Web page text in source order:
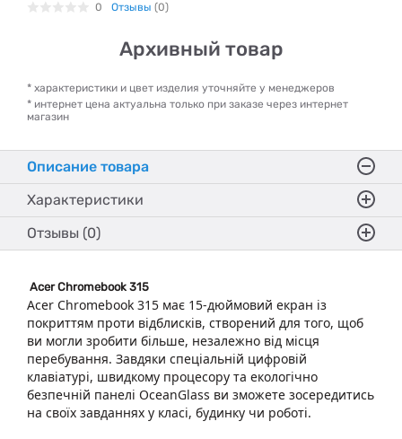
0 Отзывы (0)
Архивный товар
* характеристики и цвет изделия уточняйте у менеджеров
* интернет цена актуальна только при заказе через интернет
магазин
Описание товара
Характеристики
Отзывы (0)
Acer Chromebook 315
Acer Chromebook 315 має 15-дюймовий екран із
покриттям проти відблисків, створений для того, щоб
ви могли зробити більше, незалежно від місця
перебування. Завдяки спеціальній цифровій
клавіатурі, швидкому процесору та екологічно
безпечній панелі OceanGlass ви зможете зосередитись
на своїх завданнях у класі, будинку чи роботі.